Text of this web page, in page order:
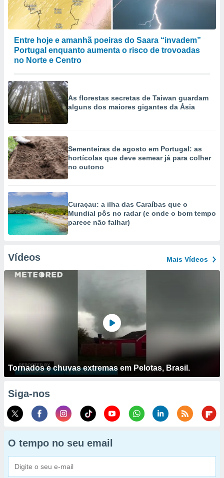
Entre hoje e amanhã poeiras do Saara “invadem”
Portugal enquanto aumenta o risco de trovoadas
no Norte e Centro
As florestas secretas de Taiwan guardam
alguns dos maiores gigantes da Ásia
Sementeiras de agosto em Portugal: as
hortícolas que deve semear já para colher
no outono
Curaçau: a ilha das Caraíbas que o
Mundial pôs no radar (e onde o bom tempo
parece não falhar)
Vídeos Mais Vídeos
Tornados e chuvas extremas em Pelotas, Brasil.
Siga-nos
O tempo no seu email